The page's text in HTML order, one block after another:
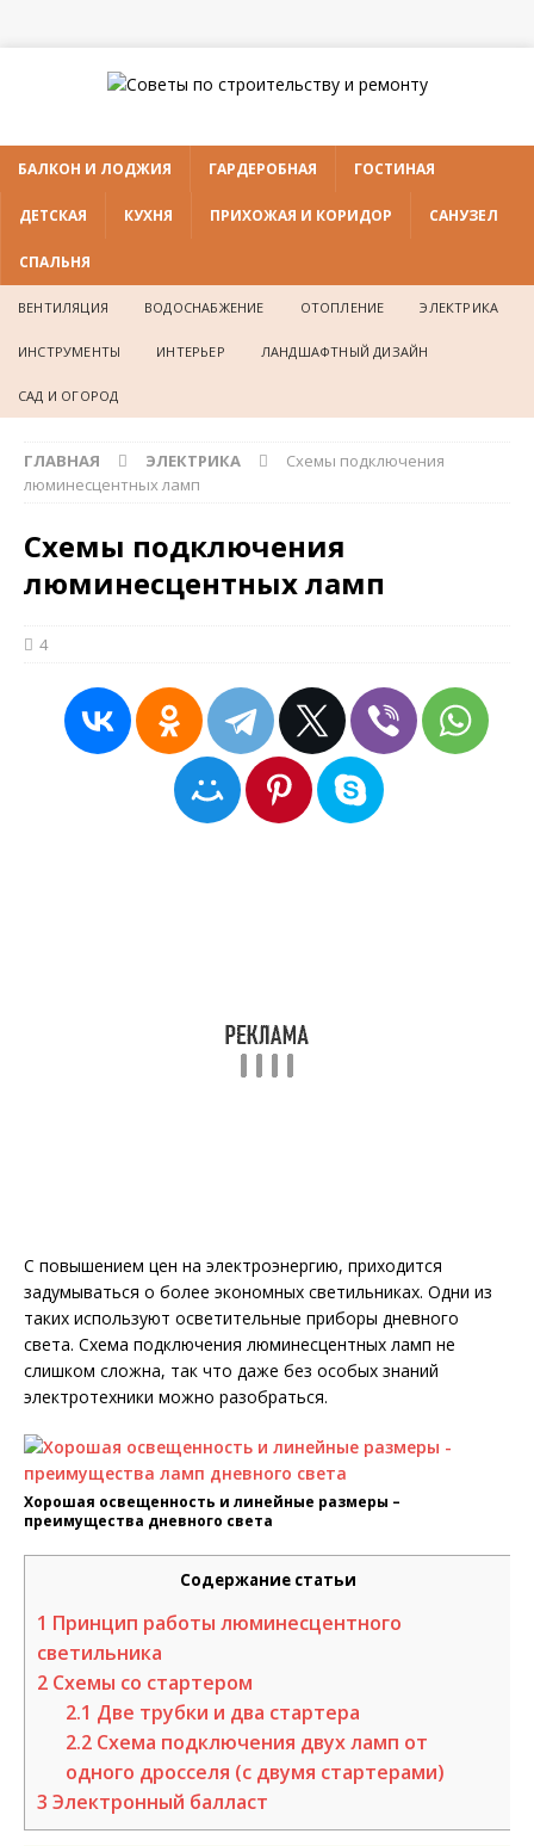
БАЛКОН И ЛОДЖИЯ ГАРДЕРОБНАЯ ГОСТИНАЯ
ДЕТСКАЯ КУХНЯ ПРИХОЖАЯ И КОРИДОР САНУЗЕЛ
СПАЛЬНЯ
ВЕНТИЛЯЦИЯ ВОДОСНАБЖЕНИЕ ОТОПЛЕНИЕ ЭЛЕКТРИКА
ИНСТРУМЕНТЫ ИНТЕРЬЕР ЛАНДШАФТНЫЙ ДИЗАЙН
САД И ОГОРОД
ГЛАВНАЯ ЭЛЕКТРИКА
Схемы подключения
люминесцентных ламп
Схемы подключения
люминесцентных ламп
4
С повышением цен на электроэнергию, приходится
задумываться о более экономных светильниках. Одни из
таких используют осветительные приборы дневного
света. Схема подключения люминесцентных ламп не
слишком сложна, так что даже без особых знаний
электротехники можно разобраться.
Хорошая освещенность и линейные размеры –
преимущества дневного света
Содержание статьи
1 Принцип работы люминесцентного
светильника
2 Схемы со стартером
2.1 Две трубки и два стартера
2.2 Схема подключения двух ламп от
одного дросселя (с двумя стартерами)
3 Электронный балласт